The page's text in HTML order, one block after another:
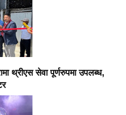
थ्रीएस सेवा पूर्णरुपमा उपलब्ध,